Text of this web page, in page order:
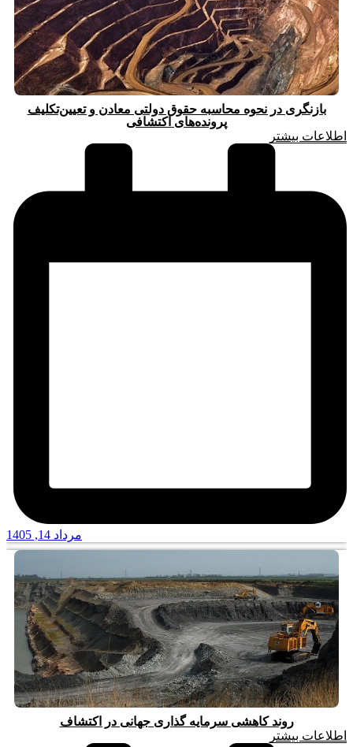
بازنگری در نحوه محاسبه حقوق دولتی معادن و تعیین‌تکلیف
پرونده‌های اکتشافی
اطلاعات بیشتر
مرداد 14, 1405
روند کاهشی سرمایه گذاری جهانی در اکتشاف
اطلاعات بیشتر